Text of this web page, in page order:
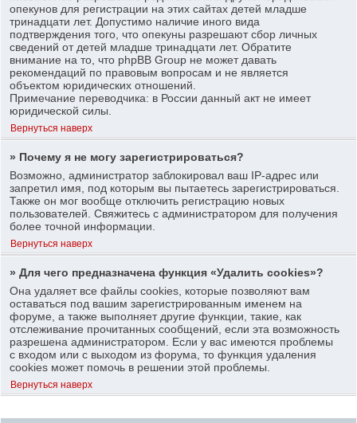
опекунов для регистрации на этих сайтах детей младше
тринадцати лет. Допустимо наличие иного вида
подтверждения того, что опекуны разрешают сбор личных
сведений от детей младше тринадцати лет. Обратите
внимание на то, что phpBB Group не может давать
рекомендаций по правовым вопросам и не является
объектом юридических отношений.
Примечание переводчика: в России данный акт не имеет
юридической силы.
Вернуться наверх
» Почему я не могу зарегистрироваться?
Возможно, администратор заблокировал ваш IP-адрес или
запретил имя, под которым вы пытаетесь зарегистрироваться.
Также он мог вообще отключить регистрацию новых
пользователей. Свяжитесь с администратором для получения
более точной информации.
Вернуться наверх
» Для чего предназначена функция «Удалить cookies»?
Она удаляет все файлы cookies, которые позволяют вам
оставаться под вашим зарегистрированным именем на
форуме, а также выполняет другие функции, такие, как
отслеживание прочитанных сообщений, если эта возможность
разрешена администратором. Если у вас имеются проблемы
с входом или с выходом из форума, то функция удаления
cookies может помочь в решении этой проблемы.
Вернуться наверх